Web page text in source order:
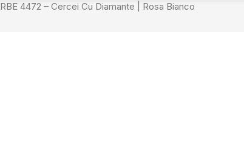
RBE 4472 – Cercei Cu Diamante | Rosa Bianco